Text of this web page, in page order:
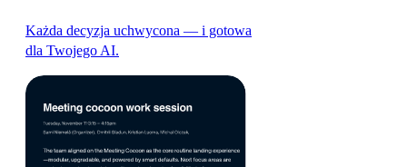
Każda decyzja uchwycona — i gotowa
dla Twojego AI.